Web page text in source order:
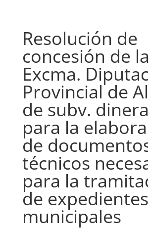
Resolución de
concesión de la
Excma.
Provincial de
de subv.
para la
de
técnicos
para la
de expedientes
municipales